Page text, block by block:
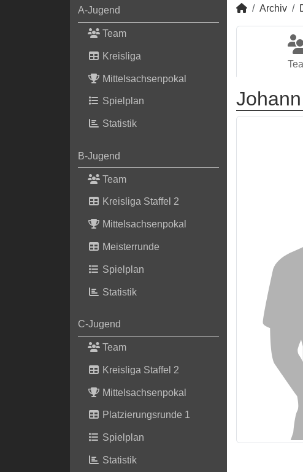
A-Jugend
Team
Kreisliga
Mittelsachsenpokal
Spielplan
Statistik
B-Jugend
Team
Kreisliga Staffel 2
Mittelsachsenpokal
Meisterrunde
Spielplan
Statistik
C-Jugend
Team
Kreisliga Staffel 2
Mittelsachsenpokal
Platzierungsrunde 1
Spielplan
Statistik
Archiv
Johann